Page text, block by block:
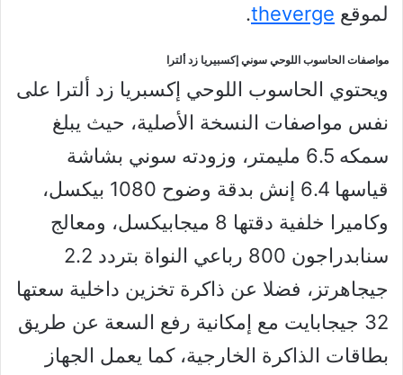
لموقع theverge
.
مواصفات الحاسوب اللوحي سوني إكسبيريا زد ألترا
ويحتوي الحاسوب اللوحي إكسبريا زد ألترا على
نفس مواصفات النسخة الأصلية، حيث يبلغ
سمكه 6.5 مليمتر، وزودته سوني بشاشة
قياسها 6.4 إنش بدقة وضوح 1080 بيكسل،
وكاميرا خلفية دقتها 8 ميجابيكسل، ومعالج
سنابدراجون 800 رباعي النواة بتردد 2.2
جيجاهرتز، فضلا عن ذاكرة تخزين داخلية سعتها
32 جيجابايت مع إمكانية رفع السعة عن طريق
بطاقات الذاكرة الخارجية، كما يعمل الجهاز